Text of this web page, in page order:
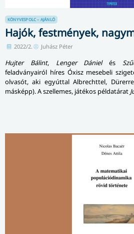
KÖNYVESPOLC – AJÁNLÓ
Hajók, festmények,
2022/2. Juhász Péter
Hujter Bálint, Lenger Dánielés
feladványairól híres Óxisz mesebeli
olvasót, aki egyúttal Albrechttel,
másképp). A szellemes, játékos pél­da­tá­rat